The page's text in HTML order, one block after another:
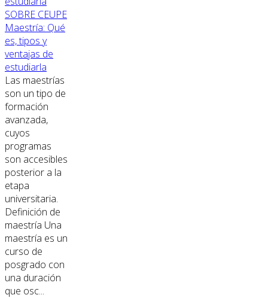
SOBRE CEUPE
Maestría: Qué
es, tipos y
ventajas de
estudiarla
Las maestrías
son un tipo de
formación
avanzada,
cuyos
programas
son accesibles
posterior a la
etapa
universitaria.
Definición de
maestría Una
maestría es un
curso de
posgrado con
una duración
que osc...